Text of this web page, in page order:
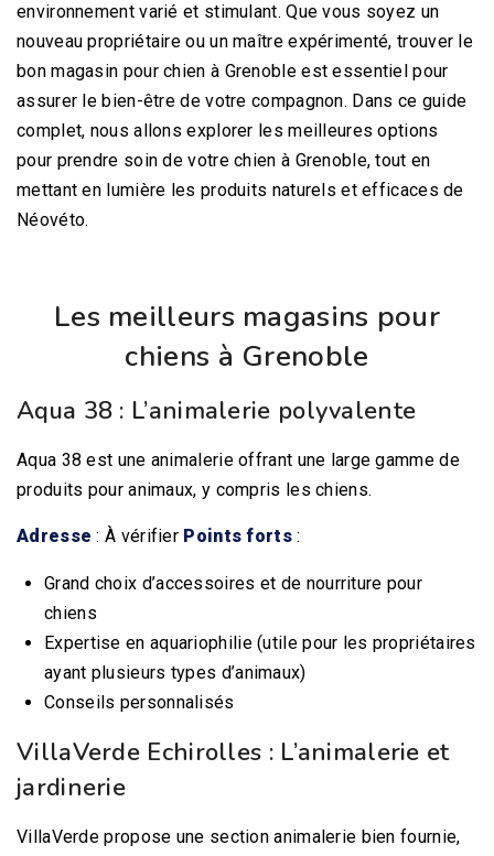
environnement varié et stimulant. Que vous soyez un
nouveau propriétaire ou un maître expérimenté, trouver le
bon magasin pour chien à Grenoble est essentiel pour
assurer le bien-être de votre compagnon. Dans ce guide
complet, nous allons explorer les meilleures options
pour prendre soin de votre chien à Grenoble, tout en
mettant en lumière les produits naturels et efficaces de
Néovéto.
Les meilleurs magasins pour
chiens à Grenoble
Aqua 38 : L’animalerie polyvalente
Aqua 38 est une animalerie offrant une large gamme de
produits pour animaux, y compris les chiens.
Adresse : À vérifier Points forts:
Grand choix d’accessoires et de nourriture pour
chiens
Expertise en aquariophilie (utile pour les propriétaires
ayant plusieurs types d’animaux)
Conseils personnalisés
VillaVerde Echirolles : L’animalerie et
jardinerie
VillaVerde propose une section animalerie bien fournie,